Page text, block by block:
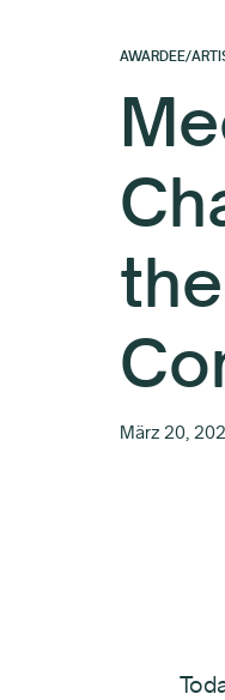
AWARDEE/
März 20,